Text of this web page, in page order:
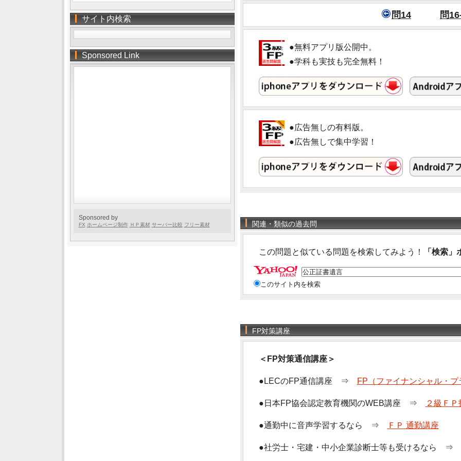
問14 問
●無料アプリ版公開中。
●学科も実技も完全無料！
●広告無しの有料版。
●広告無しで集中学習！
関連・類似の過去問
この問題と似ている問題を検索してみよう！ 「検索
このサイト内を検索
FP対策講座
＜FP対策通信講座＞
●LECのFP通信講座 ⇒ FP（ファイナンシャル・
●日本FP協会認定教育機関のWEB講座 ⇒ ２級ＦＰ
●通勤中に音声学習するなら ⇒ ＦＰ 通勤講座
●社労士・宅建・中小企業診断士等も受けるなら ⇒
サイト内検索
Sponsored Link
Sponsored by
FX ホームページ制作 ＨＰ素材 サーバー比較 フリー素材